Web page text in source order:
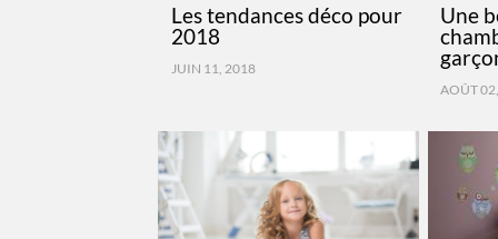
Les tendances déco pour
2018
JUIN 11, 2018
Une
AOÛT